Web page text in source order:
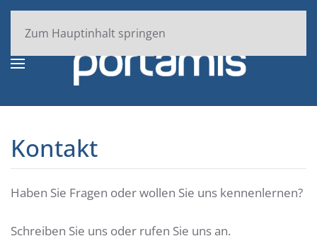
Zum Hauptinhalt springen
Kontakt
Haben Sie Fragen oder wollen Sie uns kennenlernen?
Schreiben Sie uns oder rufen Sie uns an.